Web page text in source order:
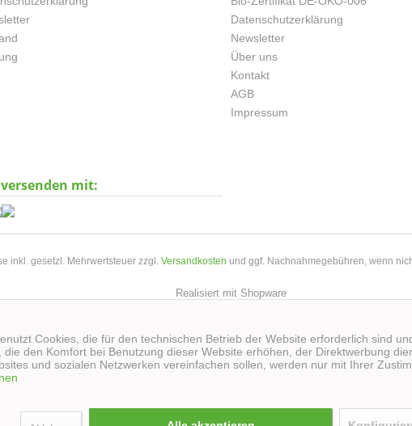
Datenschutzerklärung
Newsletter
Über uns
Kontakt
AGB
Impressum
mit:
inkl. gesetzl. Mehrwertsteuer zzgl. Versandkosten und ggf. Nachnahmegebühren, wenn
Realisiert mit Shopware
Cookies, die für den technischen Betrieb der Website erforderlich sind
die den Komfort bei Benutzung dieser Website erhöhen, der Direktwerbung
und sozialen Netzwerken vereinfachen sollen, werden nur mit Ihrer